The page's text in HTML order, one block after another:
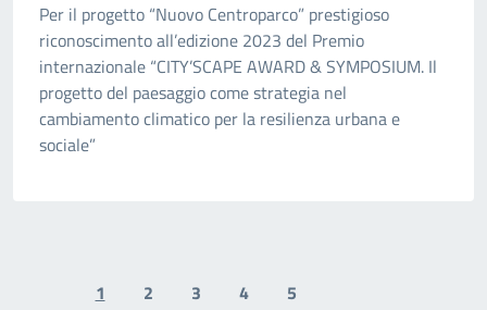
Per il progetto “Nuovo Centroparco” prestigioso
riconoscimento all’edizione 2023 del Premio
internazionale “CITY’SCAPE AWARD & SYMPOSIUM. Il
progetto del paesaggio come strategia nel
cambiamento climatico per la resilienza urbana e
sociale”
Previous page
1 2 3 4 5